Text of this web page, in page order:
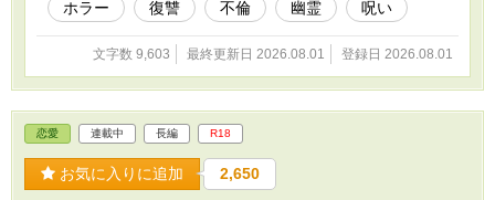
ホラー 復讐 不倫 幽霊 呪い
文字数 9,603 最終更新日 2026.08.01 登録日 2026.08.01
恋愛 連載中 長編 R18
お気に入りに追加 2,650